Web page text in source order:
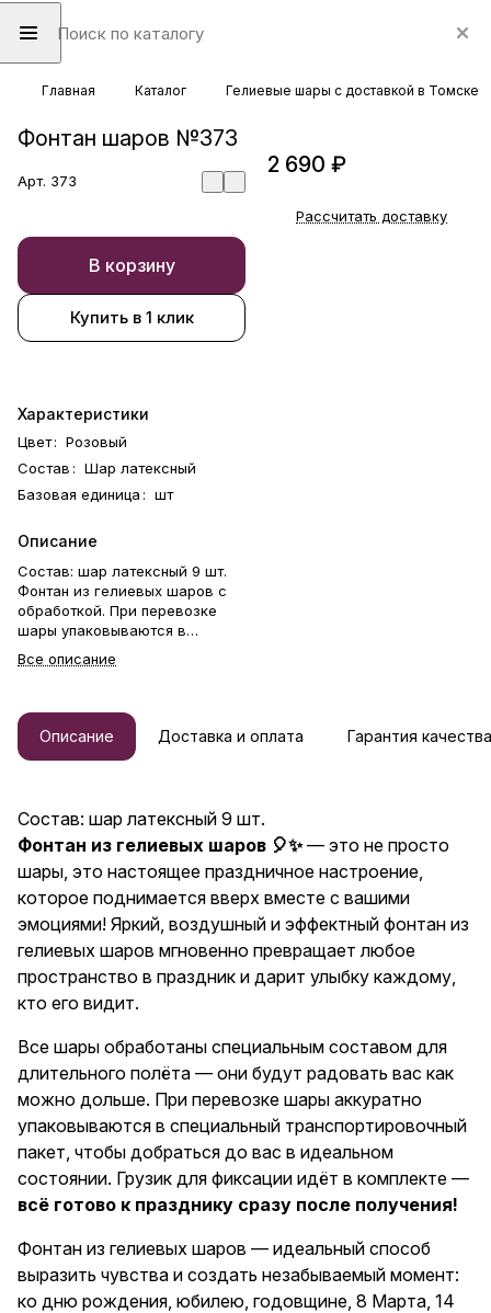
Главная Каталог Гелиевые шары с доставкой в Томске
Фонтан шаров №373
Арт. 373
В корзину
Купить в 1 клик
Характеристики
Цвет: Розовый
Состав : Шар латексный
Базовая единица : шт
Описание
Состав: шар латексный 9 шт.
Фонтан из гелиевых шаров с
обработкой. При перевозке
шары упаковываются в
Грузик идет в комплекте.
способ выразить чувства: ко
дню рождения, годовщине, 8
Марта, 14 Февраля, Дню
Гелиевые шары — отличный
подарок бабушке, маме,
любимой женщине, жене,
подруге, сестре, друзьям и
коллеге.
Все описание
2 690 ₽
Рассчитать доставку
Описание Доставка и оплата Гарантия качества
Состав: шар латексный 9 шт.
Фонтан из гелиевых шаров 🎈✨— это не просто
шары, это настоящее праздничное настроение,
которое поднимается вверх вместе с вашими
эмоциями! Яркий, воздушный и эффектный фонтан из
гелиевых шаров мгновенно превращает любое
пространство в праздник и дарит улыбку каждому,
кто его видит.
Все шары обработаны специальным составом для
длительного полёта — они будут радовать вас как
можно дольше. При перевозке шары аккуратно
упаковываются в специальный транспортировочный
пакет, чтобы добраться до вас в идеальном
состоянии. Грузик для фиксации идёт в комплекте —
всё готово к празднику сразу после получения!
Фонтан из гелиевых шаров — идеальный способ
выразить чувства и создать незабываемый момент:
ко дню рождения, юбилею, годовщине, 8 Марта, 14